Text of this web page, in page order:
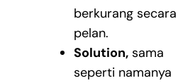
berkurang secara
pelan.
Solution,sama
seperti namanya